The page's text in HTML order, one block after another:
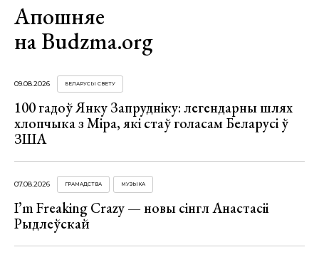
Апошняе
на Budzma.org
09.08.2026 БЕЛАРУСЫ СВЕТУ
100 гадоў Янку Запрудніку: легендарны шлях
хлопчыка з Міра, які стаў голасам Беларусі ў
ЗША
07.08.2026 ГРАМАДСТВА МУЗЫКА
I’m Freaking Crazy — новы сінгл Анастасіі
Рыдлеўскай